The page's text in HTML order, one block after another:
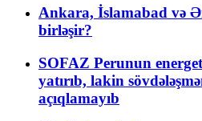
Ankara, İslamabad və
birləşir?
SOFAZ Perunun
yatırıb, lakin
açıqlamayıb